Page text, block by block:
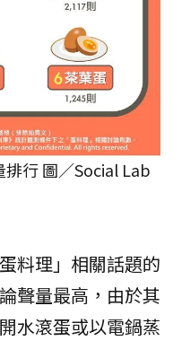
行 圖／Social Lab
料理」相關話題的
聲量最高，由於其
水滾蛋或以電鍋蒸